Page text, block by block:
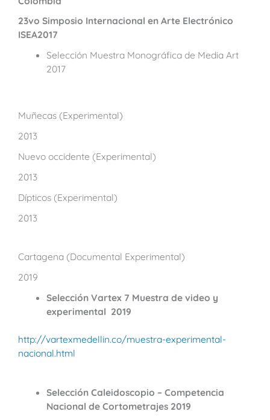
23vo Simposio Internacional en Arte Electrónico
ISEA2017
Selección Muestra Monográfica de Media Art
2017
Muñecas (Experimental)
2013
Nuevo occidente (Experimental)
2013
Dípticos (Experimental)
2013
Cartagena (Documental Experimental)
2019
Selección Vartex 7 Muestra de video y
experimental 2019
http://vartexmedellin.co/muestra-experimental-
nacional.html
Selección Caleidoscopio – Competencia
Nacional de Cortometrajes 2019